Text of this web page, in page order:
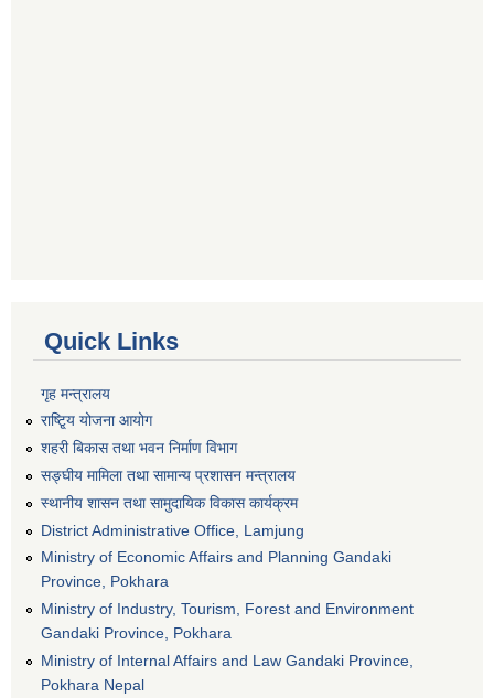
Quick Links
गृह मन्त्रालय
राष्टि्ृय योजना आयोग
शहरी बिकास तथा भवन निर्माण विभाग
सङ्घीय मामिला तथा सामान्य प्रशासन मन्त्रालय
स्थानीय शासन तथा सामुदायिक विकास कार्यक्रम
District Administrative Office, Lamjung
Ministry of Economic Affairs and Planning Gandaki
Province, Pokhara
Ministry of Industry, Tourism, Forest and Environment
Gandaki Province, Pokhara
Ministry of Internal Affairs and Law Gandaki Province,
Pokhara Nepal